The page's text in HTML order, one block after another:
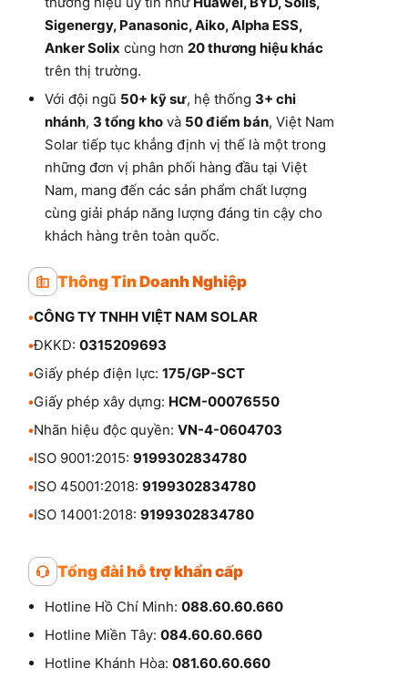
Sigenergy, Panasonic, Aiko, Alpha ESS,
Anker Solix cùng hơn 20 thương hiệu khác
trên thị trường.
Với đội ngũ 50+ kỹ sư, hệ thống 3+ chi
nhánh, 3 tổng kho và 50 điểm bán, Việt Nam
Solar tiếp tục khẳng định vị thế là một trong
những đơn vị phân phối hàng đầu tại Việt
Nam, mang đến các sản phẩm chất lượng
cùng giải pháp năng lượng đáng tin cậy cho
khách hàng trên toàn quốc.
Thông Tin Doanh Nghiệp
•CÔNG TY TNHH VIỆT NAM SOLAR
•ĐKKD: 0315209693
•Giấy phép điện lực: 175/GP-SCT
•Giấy phép xây dựng: HCM-00076550
•Nhãn hiệu độc quyền: VN-4-0604703
•ISO 9001:2015: 9199302834780
•ISO 45001:2018: 9199302834780
•ISO 14001:2018: 9199302834780
Tổng đài hỗ trợ khẩn cấp
Hotline Hồ Chí Minh: 088.60.60.660
Hotline Miền Tây: 084.60.60.660
Hotline Khánh Hòa: 081.60.60.660